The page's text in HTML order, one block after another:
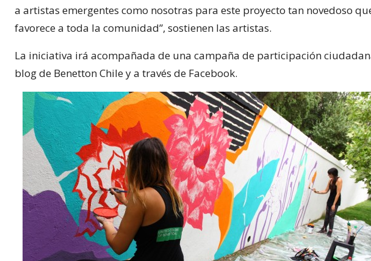
a artistas emergentes como nosotras para este proyecto tan novedoso
favorece a toda la comunidad”, sostienen las artistas.
La iniciativa irá acompañada de una campaña de participación
blog de Benetton Chile y a través de Facebook.